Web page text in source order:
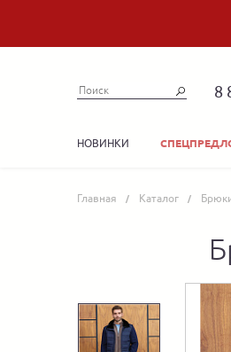
8
НОВИНКИ
Главная Каталог